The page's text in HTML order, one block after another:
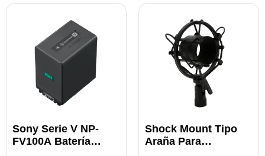
Sony Serie V NP-
FV100A Batería
Shock Mount Tipo
Araña Para